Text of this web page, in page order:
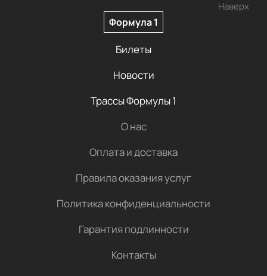
Наверх
Формула 1
Билеты
Новости
Трассы Формулы 1
О нас
Оплата и доставка
Правила оказания услуг
Политика конфиденциальности
Гарантия подлинности
Контакты